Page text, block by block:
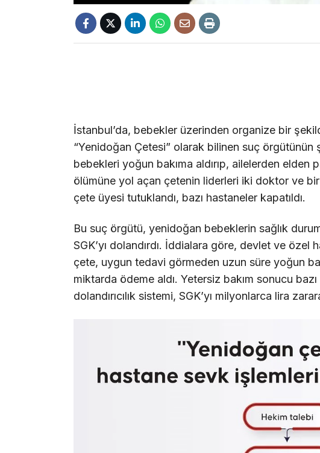
İstanbul’da, bebekler üzerinden organize bir
“Yenidoğan Çetesi” olarak bilinen suç örgütünün
bebekleri yoğun bakıma aldırıp, ailelerden elden
ölümüne yol açan çetenin liderleri iki doktor ve
çete üyesi tutuklandı, bazı hastaneler kapatıldı.
Bu suç örgütü, yenidoğan bebeklerin sağlık
SGK’yı dolandırdı. İddialara göre, devlet ve
çete, uygun tedavi görmeden uzun süre yoğun
miktarda ödeme aldı. Yetersiz bakım sonucu
dolandırıcılık sistemi, SGK’yı milyonlarca lira